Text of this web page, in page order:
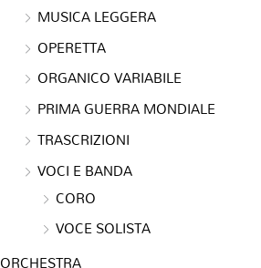
MUSICA LEGGERA
OPERETTA
ORGANICO VARIABILE
PRIMA GUERRA MONDIALE
TRASCRIZIONI
VOCI E BANDA
CORO
VOCE SOLISTA
ORCHESTRA